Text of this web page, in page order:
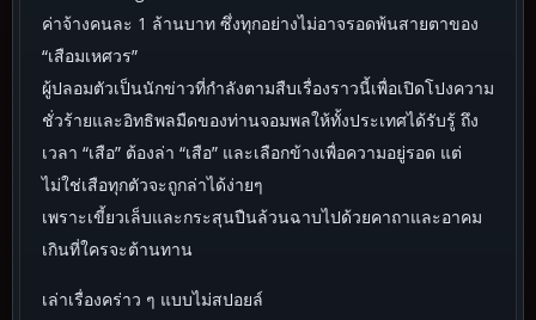
ค่าจ้างคนละ 1 ล้านบาท ซึ่งทุกอย่างไม่อาจรอดพ้นสายตาของ
“เสือมเหศวร”
ผู้ปลอมตัวเป็นนักข่าวที่กำลังตามสืบเรื่องราวนี้เพื่อเปิดโปงความ
ชั่วร้ายและอิทธิพลมืดของท่านจอมพลให้ทั้งประเทศได้รับรู้ ถึง
เวลา “เสือ” ต้องล่า “เสือ” และเลือกข้างเพื่อความอยู่รอด แต่
ไม่ใช่เสือทุกตัวจะถูกล่าได้ง่ายๆ
เพราะเขี้ยวเล็บและกระสุนปืนล้วนฉาบไปด้วยคาถาและอาคม
เกินที่ใครจะต้านทาน
เล่าเรื่องคร่าว ๆ แบบไม่สปอยล์